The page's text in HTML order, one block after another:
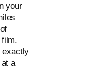
your
film.
a